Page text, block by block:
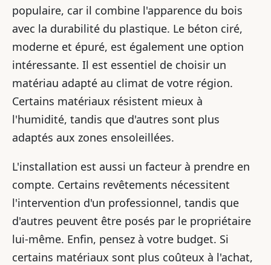
populaire, car il combine l'apparence du bois
avec la durabilité du plastique. Le béton ciré,
moderne et épuré, est également une option
intéressante. Il est essentiel de choisir un
matériau adapté au climat de votre région.
Certains matériaux résistent mieux à
l'humidité, tandis que d'autres sont plus
adaptés aux zones ensoleillées.
L'installation est aussi un facteur à prendre en
compte. Certains revêtements nécessitent
l'intervention d'un professionnel, tandis que
d'autres peuvent être posés par le propriétaire
lui-même. Enfin, pensez à votre budget. Si
certains matériaux sont plus coûteux à l'achat,